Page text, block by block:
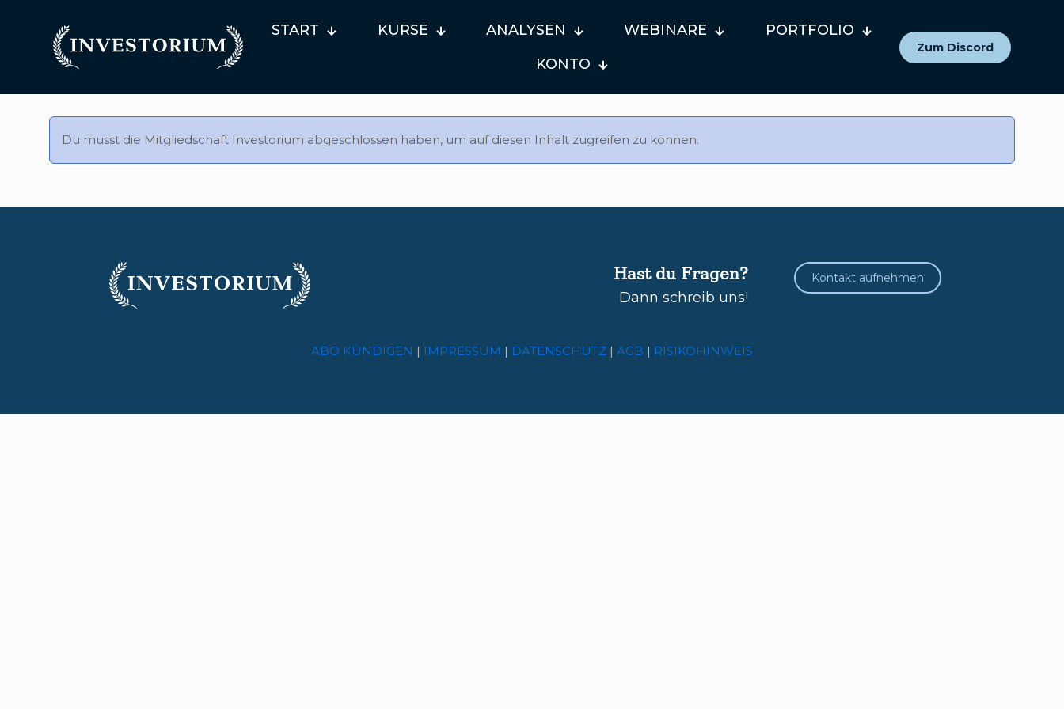
START KURSE ANALYSEN WEBINARE
PORTFOLIO
KONTO
Zum Discord
Du musst die Mitgliedschaft Investorium abgeschlossen haben, um auf diesen Inhalt zugreifen zu können.
Hast du Fragen?
Dann schreib uns!
Kontakt aufnehmen
ABO KÜNDIGEN | IMPRESSUM | DATENSCHUTZ | AGB | RISIKOHINWEIS